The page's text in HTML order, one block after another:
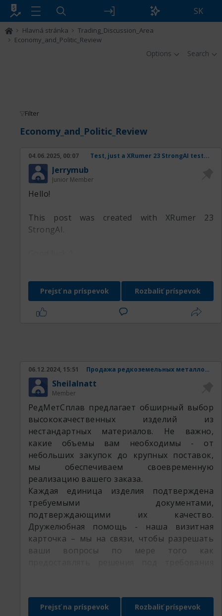
SK
Hlavná stránka
Trading_Discussion_Area
Economy_and_Politic_Review
Options Search
Filter
Economy_and_Politic_Review
04.06.2025, 00:07 Test, just a XRumer 23 StrongAI test...
Jerrymub
Junior Member
Hello!
This post was created with XRumer 23
StrongAI.
Prejsť na príspevok Rozbaliť príspevok
06.12.2024, 15:51 Продажа редкоземельных металлов и изделий из них.
SheilaInatt
Member
РедМетСплав предлагает обширный выбор
высококачественных изделий из
нестандартных материалов. Не важно,
какие объемы вам необходимы - от
небольших закупок до крупных поставок,
мы обеспечиваем своевременную
реализацию вашего заказа.
Каждая единица изделия подтверждена
требуемыми документами,
подтверждающими их качество.
Дружелюбная помощь - наша визитная
карточка – мы на связи, чтобы разрешать
ваши вопросы по мере того как
специалистам РедМетСплав и убедитесь в
гибкости нашего предложения
Prejsť na príspevok Rozbaliť príspevok